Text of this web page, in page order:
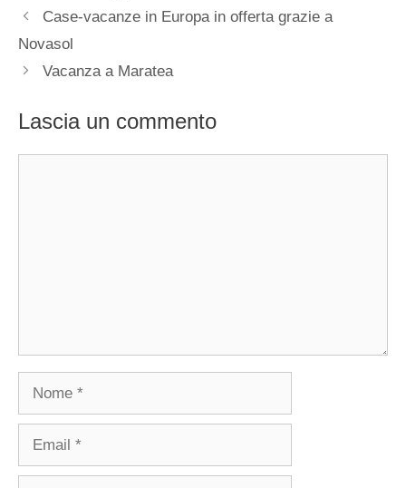
Case-vacanze in Europa in offerta grazie a
Novasol
Vacanza a Maratea
Lascia un commento